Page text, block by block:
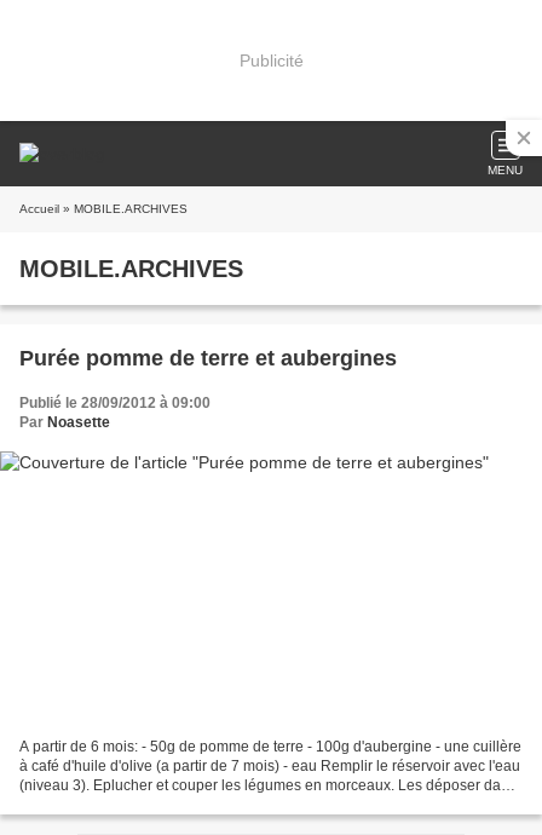
Publicité
MENU
Accueil » MOBILE.ARCHIVES
MOBILE.ARCHIVES
Purée pomme de terre et aubergines
Publié le 28/09/2012 à 09:00
Par Noasette
A partir de 6 mois: - 50g de pomme de terre - 100g d'aubergine - une cuillère
à café d'huile d'olive (a partir de 7 mois) - eau Remplir le réservoir avec l'eau
(niveau 3). Eplucher et couper les légumes en morceaux. Les déposer dans